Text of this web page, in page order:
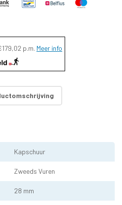
p.m. Meer info
Kapschuur
Zweeds Vuren
28 mm